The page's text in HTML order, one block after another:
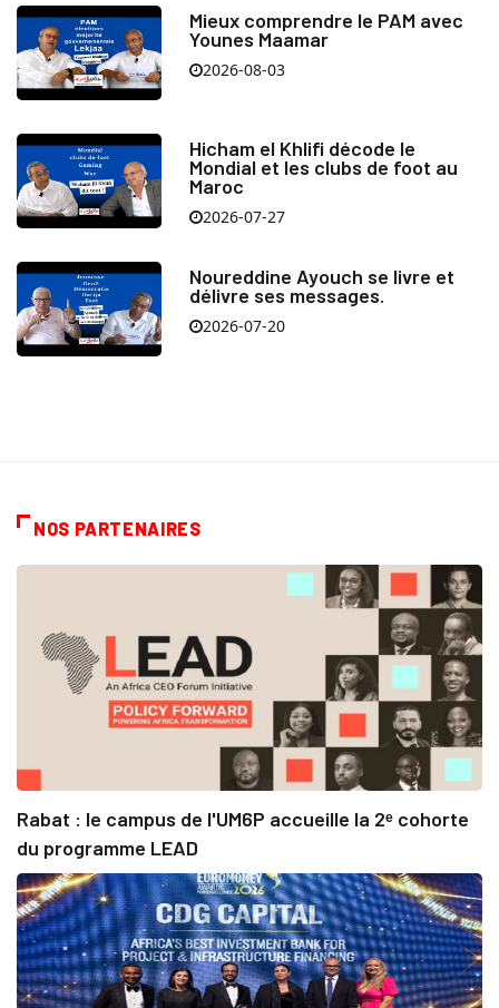
Mieux comprendre le PAM avec
Younes Maamar
2026-08-03
Hicham el Khlifi décode le
Mondial et les clubs de foot au
Maroc
2026-07-27
Noureddine Ayouch se livre et
délivre ses messages.
2026-07-20
NOS PARTENAIRES
Rabat : le campus de l'UM6P accueille la 2ᵉ cohorte
du programme LEAD